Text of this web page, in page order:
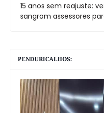
15 anos sem reajuste:
sangram assessores
PENDURICALHOS: